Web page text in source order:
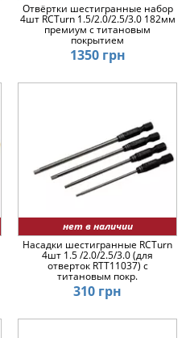
Отвёртки шестигранные набор
4шт RCTurn 1.5/2.0/2.5/3.0 182мм
премиум с титановым
покрытием
1350 грн
нет в наличии
Насадки шестигранные RCTurn
4шт 1.5 /2.0/2.5/3.0 (для
отверток RTT11037) с
титановым покр.
310 грн